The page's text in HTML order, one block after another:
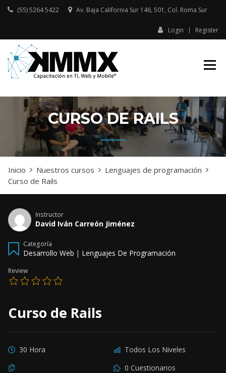
Skip
(55) 5264 5422 Av. Baja California Sur 146, 501, Col. Roma Sur​
Login Register
CAPACITACIÓN
CURSO DE RAILS
Inicio Nuestros cursos
Lenguajes de programación
Curso de Rails
Instructor
David Iván Carreón Jiménez
Categoría
Desarrollo Web | Lenguajes De Programación
Review
Curso de Rails
30 Hora
Todos Los Niveles
0 Cuestionarios